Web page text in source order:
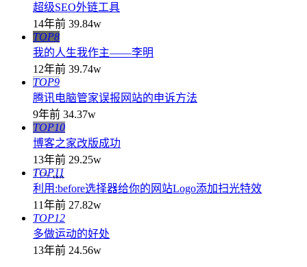
超级SEO外链工具
14年前 39.84w
TOP8
我的人生我作主——李明
12年前 39.74w
TOP9
腾讯电脑管家误报网站的申诉方法
9年前 34.37w
TOP10
博客之家改版成功
13年前 29.25w
TOP11
利用:before选择器给你的网站Logo添加扫光特效
11年前 27.82w
TOP12
多做运动的好处
13年前 24.56w